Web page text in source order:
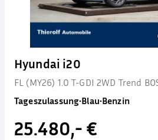
Hyundai i20
FL (MY26) 1.0 T-GDI 2WD Trend
Tageszulassung•Blau•Benzin
25.480,- €